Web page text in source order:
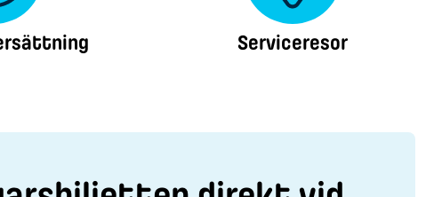
Serviceresor